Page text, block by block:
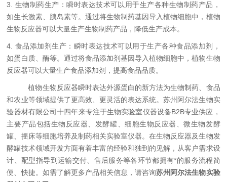
3. 生物制药生产：瞬时表达技术可以用于生产各种生物制药产品，
如生长激素、胰岛素等。通过将生物制药基因导入植物细胞中，植物
生物反应器可以大量生产生物制药产品，降低生产成本。
4. 食品添加剂生产：瞬时表达技术可以用于生产各种食品添加剂，
如蛋白质、酶等。通过将食品添加剂基因导入植物细胞中，植物生物
反应器可以大量生产食品添加剂，提高食品品质。
植物生物反应器瞬时表达外源蛋白的新方法为生物制药、食品
和农业等领域提供了更高效、更灵活的表达系统。苏州阿尔法生物实
验器材有限公司十四年来专注于生物实验室仪器设备B2B专业供应，
主要产品包括生物反应器、发酵罐、细胞生物反应器、微生物发酵
罐、摇床等细胞培养及制药相关实验室仪器。在生物反应器及生物发
酵罐技术领域开发方面有着丰富的经验和独到的见解，从客户需求设
计、配型指导到运输交付、售后服务等各环节都拥有*的服务流程简
便、快捷。如需了解更多产品相关信息，请咨询苏州阿尔法生物实验